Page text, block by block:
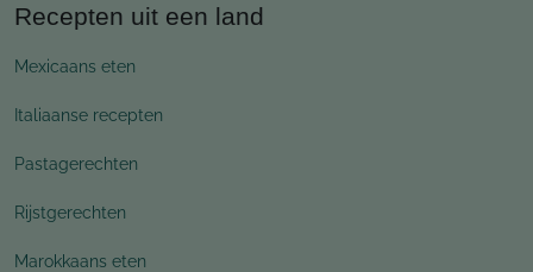
Recepten uit een land
Mexicaans eten
Italiaanse recepten
Pastagerechten
Rijstgerechten
Marokkaans eten